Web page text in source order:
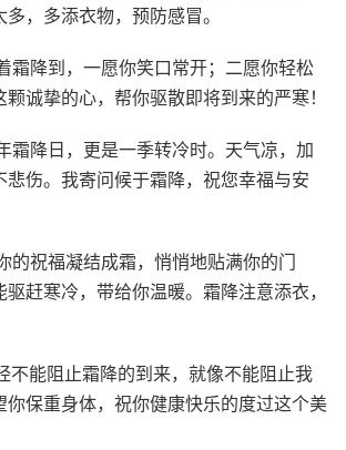
，多添衣物，预防感冒。
霜降到，一愿你笑口常开；二愿你轻松
诚挚的心，帮你驱散即将到来的严寒！
霜降日，更是一季转冷时。天气凉，加
悲伤。我寄问候于霜降，祝您幸福与安
的祝福凝结成霜，悄悄地贴满你的门
赶寒冷，带给你温暖。霜降注意添衣，
不能阻止霜降的到来，就像不能阻止我
你保重身体，祝你健康快乐的度过这个美